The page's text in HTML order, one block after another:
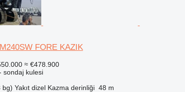
FORE KAZIK
≈ €478.900
sondaj kulesi
bg) Yakıt dizel Kazma derinliği 48 m